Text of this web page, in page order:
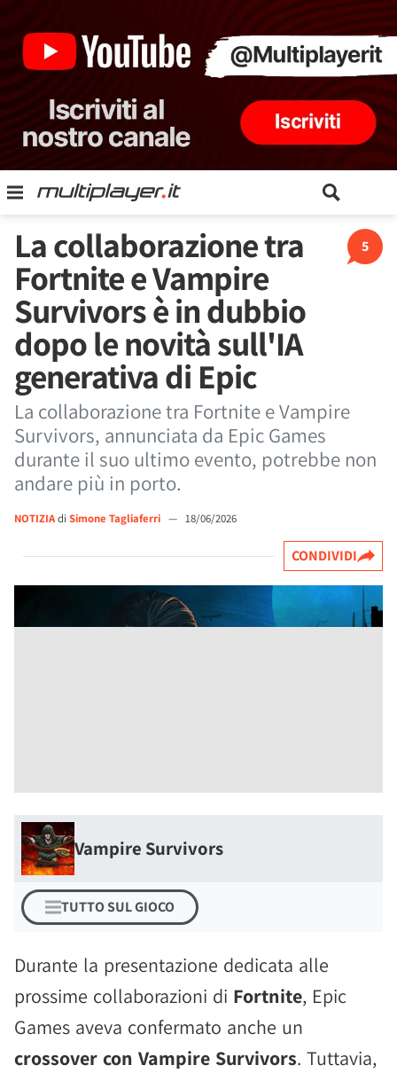
5
La collaborazione tra
Fortnite e Vampire
Survivors è in dubbio
dopo le novità sull'IA
generativa di Epic
La collaborazione tra Fortnite e Vampire
Survivors, annunciata da Epic Games
durante il suo ultimo evento, potrebbe non
andare più in porto.
NOTIZIAdi Simone Tagliaferri — 18/06/2026
CONDIVIDI
Vampire Survivors
TUTTO SUL GIOCO
Durante la presentazione dedicata alle
prossime collaborazioni di Fortnite, Epic
Games aveva confermato anche un
crossover con Vampire Survivors. Tuttavia,